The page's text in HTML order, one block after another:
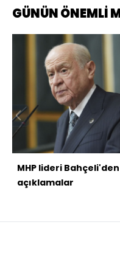
GÜNÜN ÖNEMLİ
MHP lideri Bahçeli'den
açıklamalar